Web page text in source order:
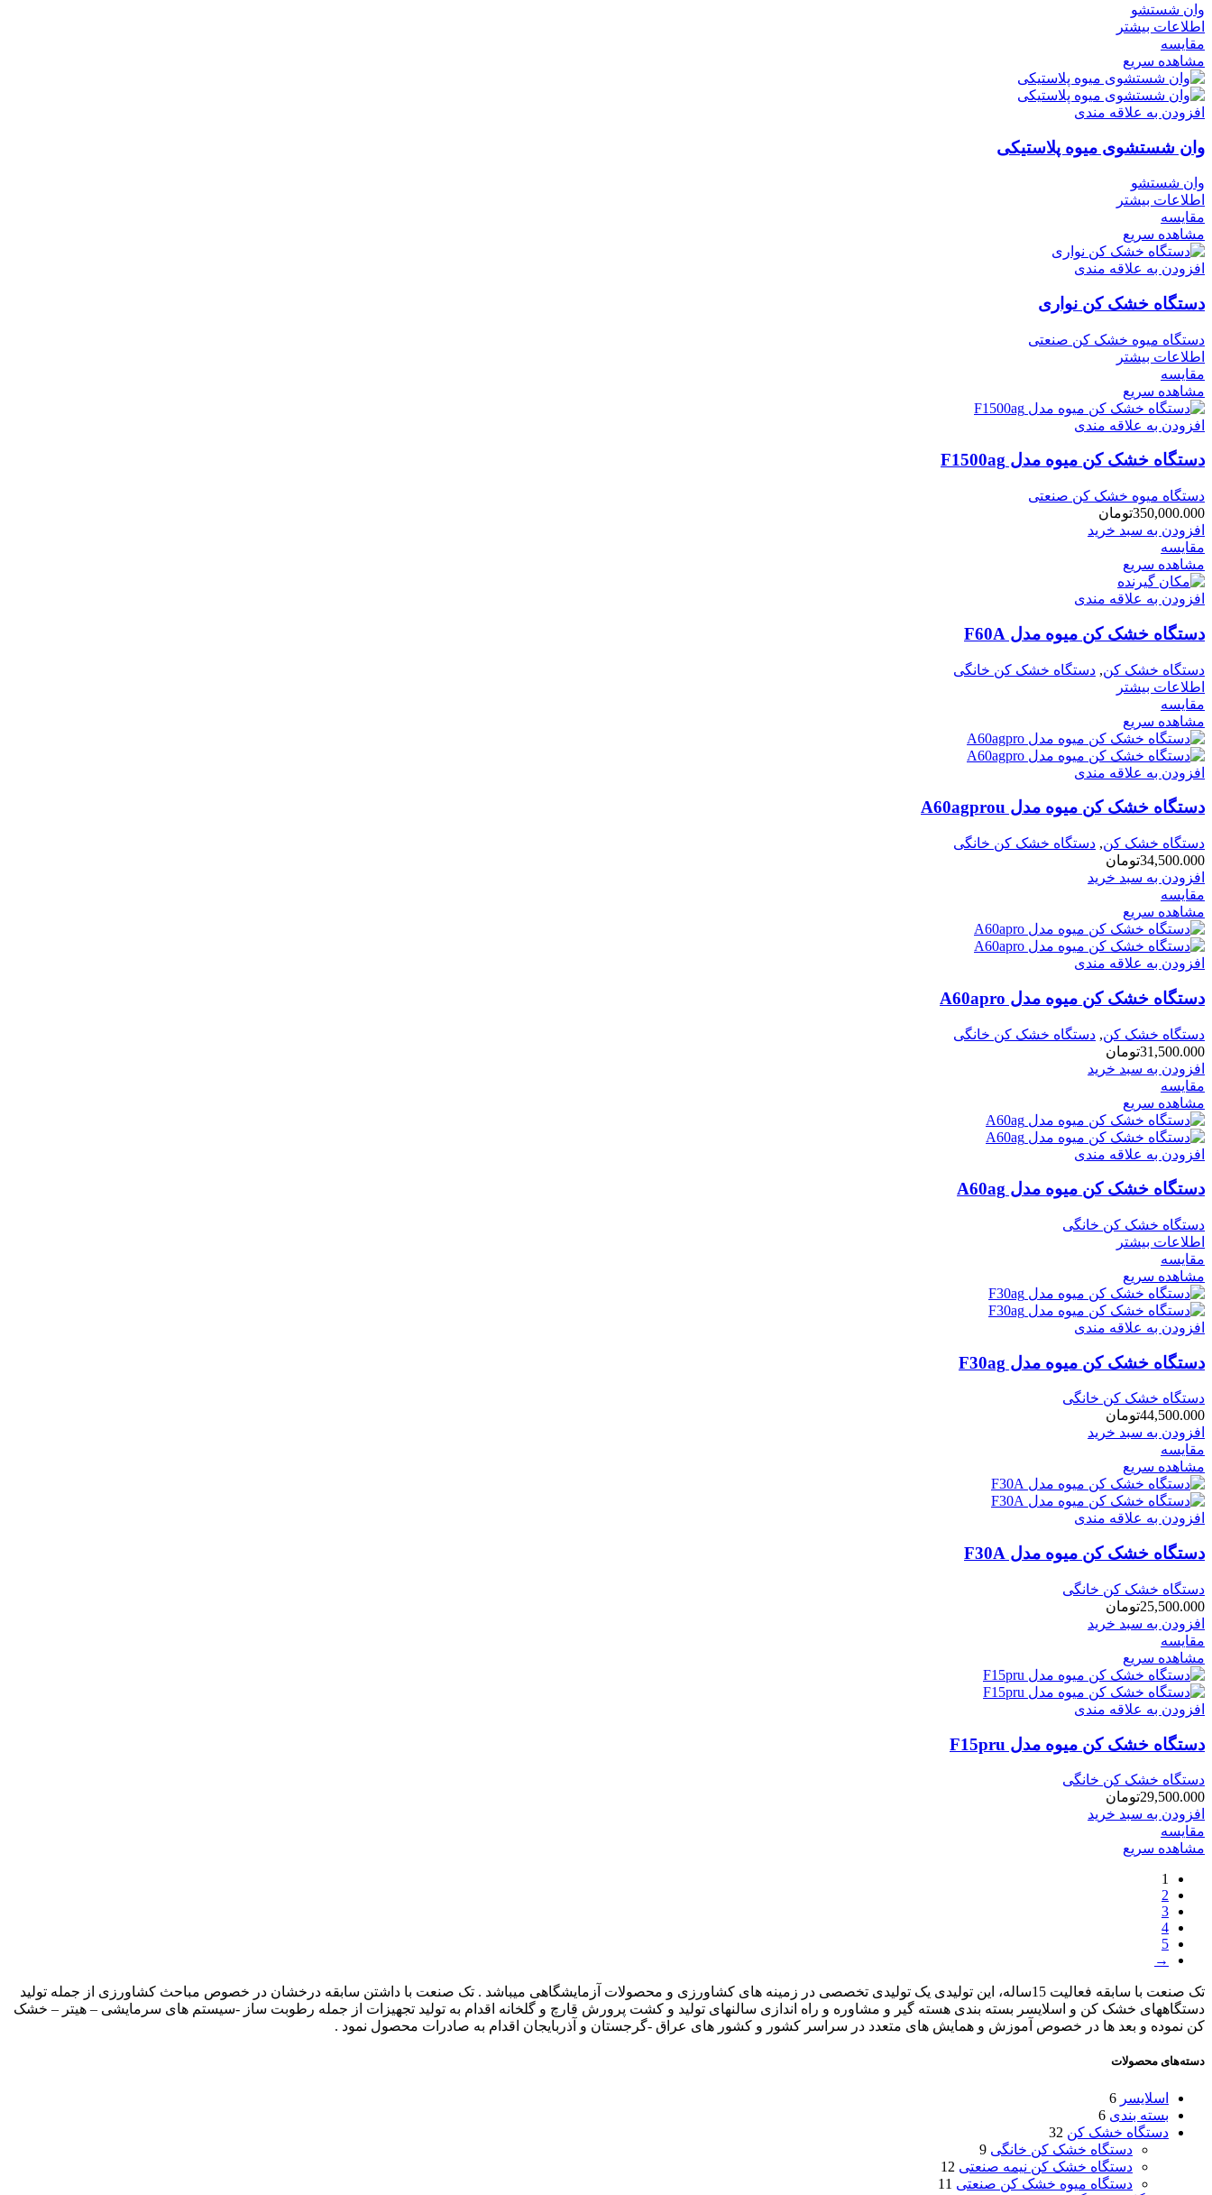
وان شستشو
اطلاعات بیشتر
مقایسه
مشاهده سریع
افزودن به علاقه مندی
وان شستشوی میوه پلاستیکی
وان شستشو
اطلاعات بیشتر
مقایسه
مشاهده سریع
افزودن به علاقه مندی
دستگاه خشک کن نواری
دستگاه میوه خشک کن صنعتی
اطلاعات بیشتر
مقایسه
مشاهده سریع
افزودن به علاقه مندی
دستگاه خشک کن میوه مدل F1500ag
دستگاه میوه خشک کن صنعتی
350,000.000تومان
افزودن به سبد خرید
مقایسه
مشاهده سریع
افزودن به علاقه مندی
دستگاه خشک کن میوه مدل F60A
دستگاه خشک کن, دستگاه خشک کن خانگی
اطلاعات بیشتر
مقایسه
مشاهده سریع
افزودن به علاقه مندی
دستگاه خشک کن میوه مدل A60agprou
دستگاه خشک کن, دستگاه خشک کن خانگی
34,500.000تومان
افزودن به سبد خرید
مقایسه
مشاهده سریع
افزودن به علاقه مندی
دستگاه خشک کن میوه مدل A60apro
دستگاه خشک کن, دستگاه خشک کن خانگی
31,500.000تومان
افزودن به سبد خرید
مقایسه
مشاهده سریع
افزودن به علاقه مندی
دستگاه خشک کن میوه مدل A60ag
دستگاه خشک کن خانگی
اطلاعات بیشتر
مقایسه
مشاهده سریع
افزودن به علاقه مندی
دستگاه خشک کن میوه مدل F30ag
دستگاه خشک کن خانگی
44,500.000تومان
افزودن به سبد خرید
مقایسه
مشاهده سریع
افزودن به علاقه مندی
دستگاه خشک کن میوه مدل F30A
دستگاه خشک کن خانگی
25,500.000تومان
افزودن به سبد خرید
مقایسه
مشاهده سریع
افزودن به علاقه مندی
دستگاه خشک کن میوه مدل F15pru
دستگاه خشک کن خانگی
29,500.000تومان
افزودن به سبد خرید
مقایسه
مشاهده سریع
1
2
3
4
5
→
تک صنعت با سابقه فعالیت 15ساله، این تولیدی یک تولیدی تخصصی در زمینه های کشاورزی و محصولات آزمایشگاهی میباشد . تک صنعت با داشتن سابقه درخشان در خصوص مباحث کشاورزی از جمله تولید
دستگاههای خشک کن و اسلایسر بسته بندی هسته گیر و مشاوره و راه اندازی سالنهای تولید و کشت پرورش قارچ و گلخانه اقدام به تولید تجهیزات از جمله رطوبت ساز -سیستم های سرمایشی – هیتر – خشک
کن نموده و بعد ها در خصوص آموزش و همایش های متعدد در سراسر کشور و کشور های عراق -گرجستان و آذربایجان اقدام به صادرات محصول نمود .
دسته‌های محصولات
اسلایسر 6
بسته بندی 6
دستگاه خشک کن 32
دستگاه خشک کن خانگی 9
دستگاه خشک کن نیمه صنعتی 12
دستگاه میوه خشک کن صنعتی 11